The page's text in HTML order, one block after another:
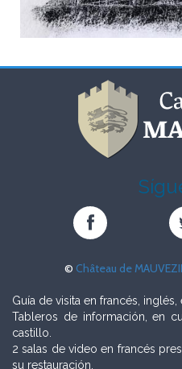
Château
sur
© Château de
Guía de visita en francés, inglés,
Tableros de información, en
castillo.
2 salas de video en francés
su restauración.